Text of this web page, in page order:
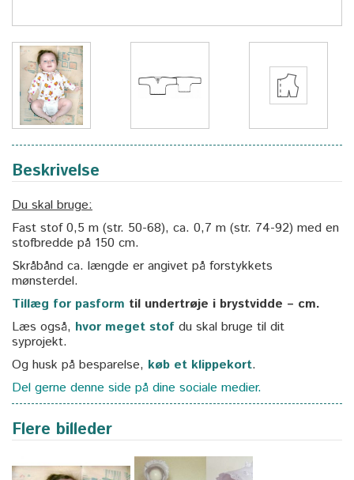
Beskrivelse
Du skal bruge:
Fast stof 0,5 m (str. 50-68), ca. 0,7 m (str. 74-92) med en
stofbredde på 150 cm.
Skråbånd ca. længde er angivet på forstykkets
mønsterdel.
Tillæg for pasform til undertrøje i brystvidde – cm.
Læs også, hvor meget stof du skal bruge til dit
syprojekt.
Og husk på besparelse, køb et klippekort.
Del gerne denne side på dine sociale medier.
Flere billeder